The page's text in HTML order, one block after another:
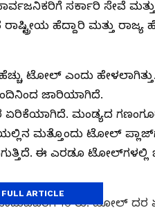
ಸರ್ಕಾರಿ ಸೇವೆ
ಹೆದ್ದಾರಿ ಮತ್ತು
ಟೋಲ್ ಎಂದು
ಜಾರಿಯಾಗಿದೆ.
ಏರಿಕೆಯಾಗಿದೆ. ಮಂಡ್ಯದ
ಮತ್ತೊಂದು ಟೋಲ್
ಈ ಎರಡೂ ಟೋಲ್‌ಗಳಲ್ಲಿ
10 ರು. ಟೋಲ್ ದರ
FULL ARTICLE